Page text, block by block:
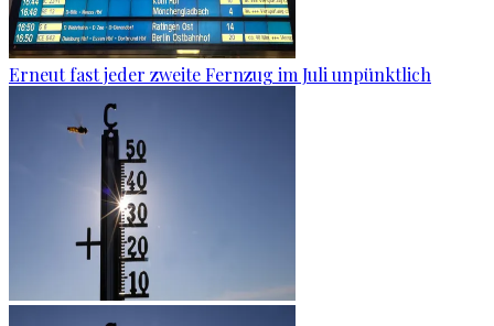
Erneut fast jeder zweite Fernzug im Juli unpünktlich